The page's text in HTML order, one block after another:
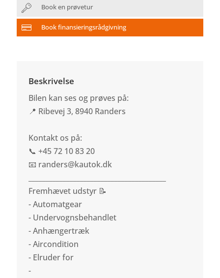
Book en prøvetur
Book finansieringsrådgivning
Beskrivelse
Bilen kan ses og prøves på:
📍 Ribevej 3, 8940 Randers
Kontakt os på:
📞 +45 72 10 83 20
📧 randers@kautok.dk
Fremhævet udstyr 📝
- Automatgear
- Undervognsbehandlet
- Anhængertræk
- Aircondition
- Elruder for
-